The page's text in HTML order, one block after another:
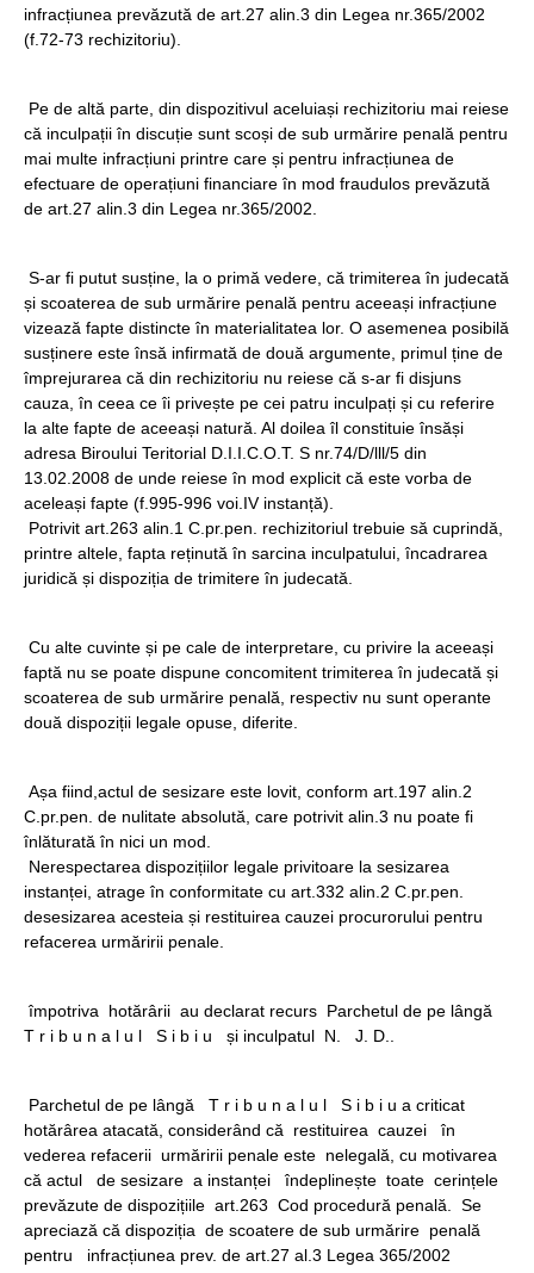
infracțiunea prevăzută de art.27 alin.3 din Legea nr.365/2002
(f.72-73 rechizitoriu).
Pe de altă parte, din dispozitivul aceluiași rechizitoriu mai reiese
că inculpații în discuție sunt scoși de sub urmărire penală pentru
mai multe infracțiuni printre care și pentru infracțiunea de
efectuare de operațiuni financiare în mod fraudulos prevăzută
de art.27 alin.3 din Legea nr.365/2002.
S-ar fi putut susține, la o primă vedere, că trimiterea în judecată
și scoaterea de sub urmărire penală pentru aceeași infracțiune
vizează fapte distincte în materialitatea lor. O asemenea posibilă
susținere este însă infirmată de două argumente, primul ține de
împrejurarea că din rechizitoriu nu reiese că s-ar fi disjuns
cauza, în ceea ce îi privește pe cei patru inculpați și cu referire
la alte fapte de aceeași natură. Al doilea îl constituie însăși
adresa Biroului Teritorial D.I.I.C.O.T. S nr.74/D/lll/5 din
13.02.2008 de unde reiese în mod explicit că este vorba de
aceleași fapte (f.995-996 voi.IV instanță).
Potrivit art.263 alin.1 C.pr.pen. rechizitoriul trebuie să cuprindă,
printre altele, fapta reținută în sarcina inculpatului, încadrarea
juridică și dispoziția de trimitere în judecată.
Cu alte cuvinte și pe cale de interpretare, cu privire la aceeași
faptă nu se poate dispune concomitent trimiterea în judecată și
scoaterea de sub urmărire penală, respectiv nu sunt operante
două dispoziții legale opuse, diferite.
Așa fiind,actul de sesizare este lovit, conform art.197 alin.2
C.pr.pen. de nulitate absolută, care potrivit alin.3 nu poate fi
înlăturată în nici un mod.
Nerespectarea dispozițiilor legale privitoare la sesizarea
instanței, atrage în conformitate cu art.332 alin.2 C.pr.pen.
desesizarea acesteia și restituirea cauzei procurorului pentru
refacerea urmăririi penale.
împotriva hotărârii au declarat recurs Parchetul de pe lângă
T r i b u n a l u l S i b i u și inculpatul N. J. D..
Parchetul de pe lângă T r i b u n a l u l S i b i u a criticat
hotărârea atacată, considerând că restituirea cauzei în
vederea refacerii urmăririi penale este nelegală, cu motivarea
că actul de sesizare a instanței îndeplinește toate cerințele
prevăzute de dispozițiile art.263 Cod procedură penală. Se
apreciază că dispoziția de scoatere de sub urmărire penală
pentru infracțiunea prev. de art.27 al.3 Legea 365/2002